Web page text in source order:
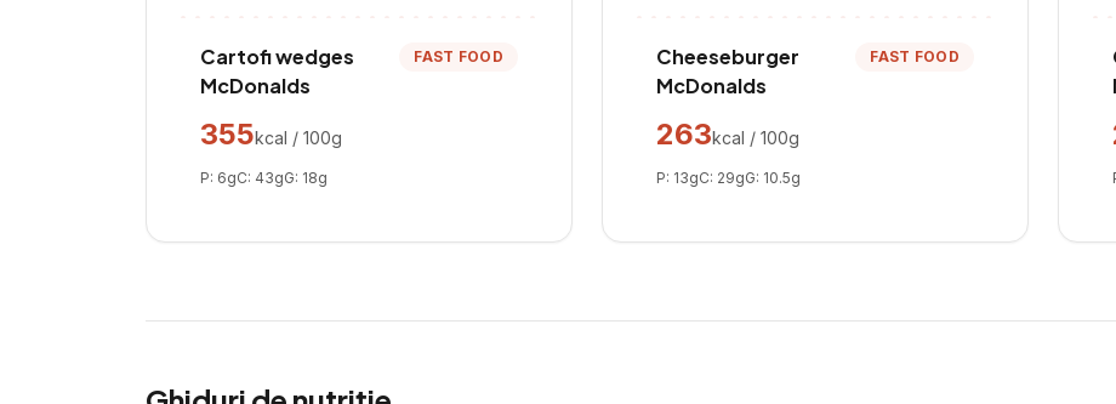
Cartofi wedges
McDonalds
FAST FOOD
355kcal / 100g
P: 6gC: 43gG: 18g
Cheeseburger
McDonalds
FAST FOOD
263kcal / 100g
P: 13gC: 29gG: 10.5g